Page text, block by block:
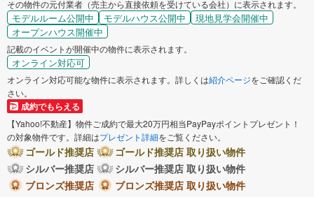
その物件の元付業者（売主から直接依頼を受けている会社）に表示されます。
モデルルーム公開中 モデルハウス公開中
現地見学会開催中
オープンハウス開催中
記載のイベントが開催中の物件に表示されます。
オンライン対応可
オンライン対応可能な物件に表示されます。詳しくは紹介ページをご確認くだ
さい。
成約でもらえる
【Yahoo!不動産】物件ご成約で最大20万円相当PayPayポイントプレゼント！
の対象物件です。詳細はプレゼント詳細をご覧ください。
ゴールド推奨店
ゴールド推奨店 取り扱い物件
シルバー推奨店
シルバー推奨店 取り扱い物件
ブロンズ推奨店
ブロンズ推奨店 取り扱い物件